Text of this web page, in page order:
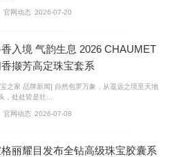
系列溯源神话悠远脉络,颂扬
叙事中,既是无畏的英雄主角,
列11大主题､110件旷世珠宝臻
79件｡珍罕宝石与路易威登标
相辉映,每一件臻品皆铭刻淬
｡
官网动态 2026-07-20
入境 气韵生息 2026 CHAUMET
香撷芳高定珠宝套系
之家 品牌新闻] 自然包罗万象，从遥远之境至天地
，处处皆是壮...
官网动态 2026-07-08
丽耀目发布全钻高级珠宝胶囊系